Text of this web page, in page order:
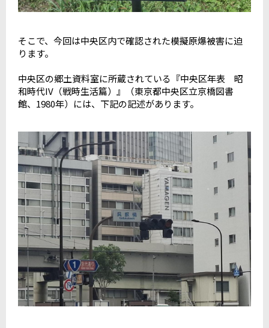
そこで、今回は中央区内で確認された模擬原爆被害に迫
ります。
中央区の郷土資料室に所蔵されている『中央区年表 昭
和時代IV（戦時生活篇）』（東京都中央区立京橋図書
館、1980年）には、下記の記述があります。